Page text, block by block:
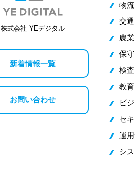
株式会社 YEデジタル
新着情報一覧
お問い合わせ
物流
交通
農
保
検
教
ビ
セ
運
シ